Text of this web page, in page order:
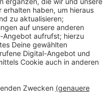
Weg hat der
gemessen.
schneller als die
rechnen, 207 mit einer
Autos, die mit 89 km/h
und auf dem Markt